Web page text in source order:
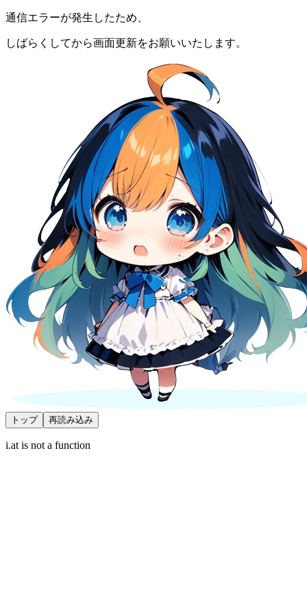
通信エラーが発生したため、
しばらくしてから画面更新をお願いいたします。
トップ 再読み込み
i.at is not a function